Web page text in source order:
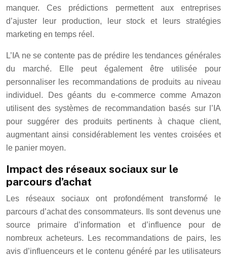
manquer. Ces prédictions permettent aux entreprises
d’ajuster leur production, leur stock et leurs stratégies
marketing en temps réel.
L’IA ne se contente pas de prédire les tendances générales
du marché. Elle peut également être utilisée pour
personnaliser les recommandations de produits au niveau
individuel. Des géants du e-commerce comme Amazon
utilisent des systèmes de recommandation basés sur l’IA
pour suggérer des produits pertinents à chaque client,
augmentant ainsi considérablement les ventes croisées et
le panier moyen.
Impact des réseaux sociaux sur le
parcours d’achat
Les réseaux sociaux ont profondément transformé le
parcours d’achat des consommateurs. Ils sont devenus une
source primaire d’information et d’influence pour de
nombreux acheteurs. Les recommandations de pairs, les
avis d’influenceurs et le contenu généré par les utilisateurs